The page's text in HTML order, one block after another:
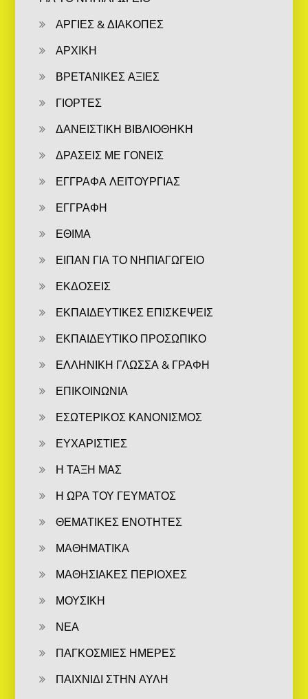
ΑΡΓΙΕΣ & ΔΙΑΚΟΠΕΣ
ΑΡΧΙΚΗ
ΒΡΕΤΑΝΙΚΕΣ ΑΞΙΕΣ
ΓΙΟΡΤΕΣ
ΔΑΝΕΙΣΤΙΚΗ ΒΙΒΛΙΟΘΗΚΗ
ΔΡΑΣΕΙΣ ΜΕ ΓΟΝΕΙΣ
ΕΓΓΡΑΦΑ ΛΕΙΤΟΥΡΓΙΑΣ
ΕΓΓΡΑΦΗ
ΕΘΙΜΑ
ΕΙΠΑΝ ΓΙΑ ΤΟ ΝΗΠΙΑΓΩΓΕΙΟ
ΕΚΔΟΣΕΙΣ
ΕΚΠΑΙΔΕΥΤΙΚΕΣ ΕΠΙΣΚΕΨΕΙΣ
ΕΚΠΑΙΔΕΥΤΙΚΟ ΠΡΟΣΩΠΙΚΟ
ΕΛΛΗΝΙΚΗ ΓΛΩΣΣΑ & ΓΡΑΦΗ
ΕΠΙΚΟΙΝΩΝΙΑ
ΕΣΩΤΕΡΙΚΟΣ ΚΑΝΟΝΙΣΜΟΣ
ΕΥΧΑΡΙΣΤΙΕΣ
Η ΤΑΞΗ ΜΑΣ
Η ΩΡΑ ΤΟΥ ΓΕΥΜΑΤΟΣ
ΘΕΜΑΤΙΚΕΣ ΕΝΟΤΗΤΕΣ
ΜΑΘΗΜΑΤΙΚΑ
ΜΑΘΗΣΙΑΚΕΣ ΠΕΡΙΟΧΕΣ
ΜΟΥΣΙΚΗ
ΝΕΑ
ΠΑΓΚΟΣΜΙΕΣ ΗΜΕΡΕΣ
ΠΑΙΧΝΙΔΙ ΣΤΗΝ ΑΥΛΗ